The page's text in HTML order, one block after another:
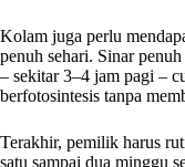
Kolam juga perlu
penuh sehari. Sinar
– sekitar 3–4 jam pagi –
berfotosintesis tanpa
Terakhir, pemilik harus
satu sampai dua minggu